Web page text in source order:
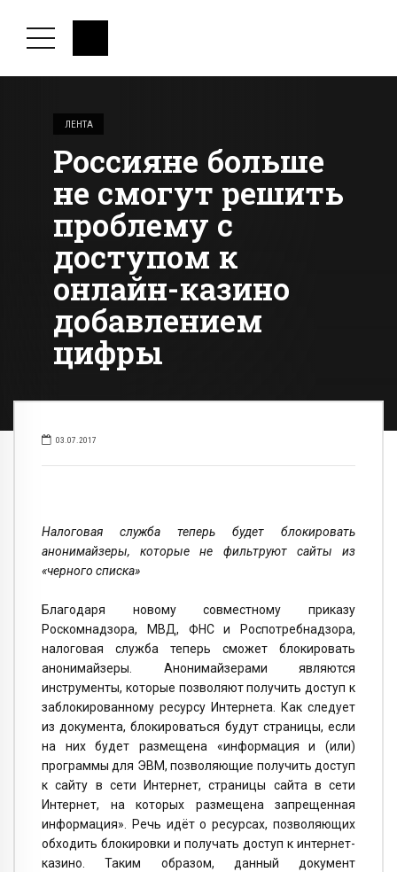
ЛЕНТА
Россияне больше
не смогут решить
проблему с
доступом к
онлайн-казино
добавлением
цифры
03.07.2017
Налоговая служба теперь будет блокировать
анонимайзеры, которые не фильтруют сайты из
«черного списка»
Благодаря новому совместному приказу
Роскомнадзора, МВД, ФНС и Роспотребнадзора,
налоговая служба теперь сможет блокировать
анонимайзеры. Анонимайзерами являются
инструменты, которые позволяют получить доступ к
заблокированному ресурсу Интернета. Как следует
из документа, блокироваться будут страницы, если
на них будет размещена «информация и (или)
программы для ЭВМ, позволяющие получить доступ
к сайту в сети Интернет, страницы сайта в сети
Интернет, на которых размещена запрещенная
информация». Речь идёт о ресурсах, позволяющих
обходить блокировки и получать доступ к интернет-
казино. Таким образом, данный документ